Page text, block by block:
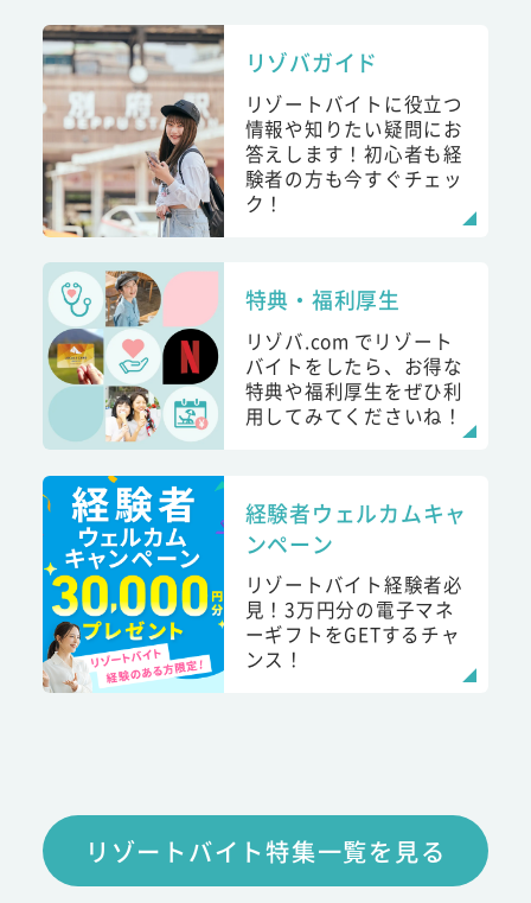
リゾバガイド
リゾートバイトに役立つ
情報や知りたい疑問にお
答えします！初心者も経
験者の方も今すぐチェッ
ク！
特典・福利厚生
リゾバ.com でリゾート
バイトをしたら、お得な
特典や福利厚生をぜひ利
用してみてくださいね！
経験者ウェルカムキャ
ンペーン
リゾートバイト経験者必
見！3万円分の電子マネ
ーギフトをGETするチャ
ンス！
リゾートバイト特集一覧を見る